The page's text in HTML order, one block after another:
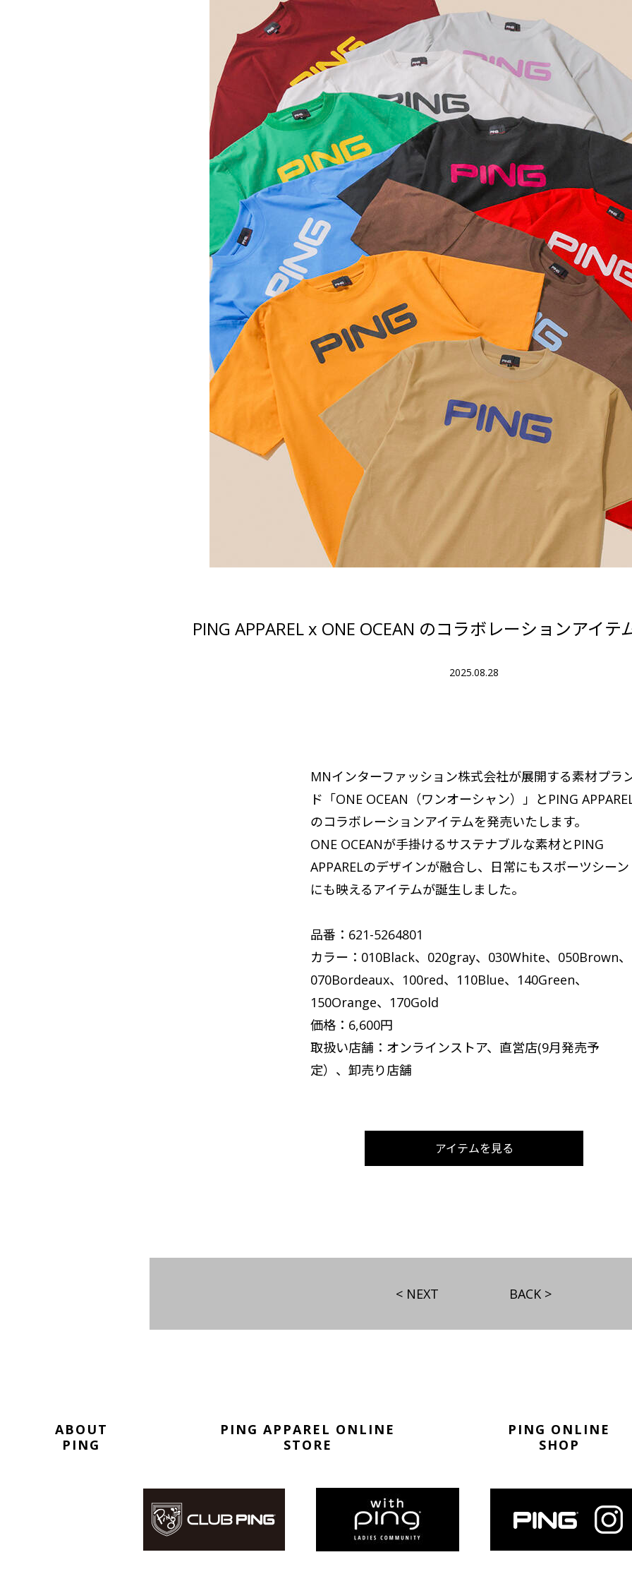
PING APPAREL x ONE OCEAN のコラボレーションアイ
2025.08.28
MNインターファッション株式会社が展開する素材プラ
ド「ONE OCEAN（ワンオーシャン）」とPING
のコラボレーションアイテムを発売いたします。
ONE OCEANが手掛けるサステナブルな素材とPING
APPARELのデザインが融合し、日常にもスポーツシーン
にも映えるアイテムが誕生しました。
品番：621-5264801
カラー：010Black、020gray、030White、050Brown、
070Bordeaux、100red、110Blue、140Green、
150Orange、170Gold
価格：6,600円
取扱い店舗：オンラインストア、直営店(9月発売予
定）、卸売り店舗
アイテムを見る
< NEXT BACK >
ABOUT
PING
PING APPAREL ONLINE
STORE
PING ONLINE
SHOP